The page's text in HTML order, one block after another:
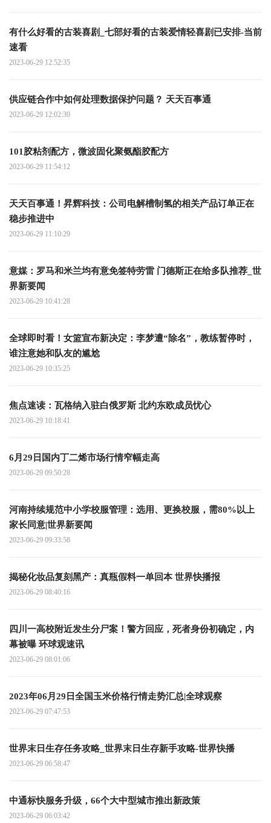
有什么好看的古装喜剧_七部好看的古装爱情轻喜剧已安排-当前
速看
2023-06-29 12:52:35
供应链合作中如何处理数据保护问题？ 天天百事通
2023-06-29 12:02:30
101胶粘剂配方，微波固化聚氨酯胶配方
2023-06-29 11:54:12
天天百事通！昇辉科技：公司电解槽制氢的相关产品订单正在
稳步推进中
2023-06-29 11:10:29
意媒：罗马和米兰均有意免签特劳雷 门德斯正在给多队推荐_世
界新要闻
2023-06-29 10:41:28
全球即时看！女篮宣布新决定：李梦遭“除名”，教练暂停时，
谁注意她和队友的尴尬
2023-06-29 10:35:25
焦点速读： 瓦格纳入驻白俄罗斯 北约东欧成员忧心
2023-06-29 10:18:41
6月29日国内丁二烯市场行情窄幅走高
2023-06-29 09:50:28
河南持续规范中小学校服管理：选用、更换校服，需80%以上
家长同意|世界新要闻
2023-06-29 09:33:58
揭秘化妆品复刻黑产：真瓶假料一单回本 世界快播报
2023-06-29 08:40:16
四川一高校附近发生分尸案！警方回应，死者身份初确定，内
幕被曝 环球观速讯
2023-06-29 08:01:06
2023年06月29日全国玉米价格行情走势汇总|全球观察
2023-06-29 07:47:53
世界末日生存任务攻略_世界末日生存新手攻略-世界快播
2023-06-29 06:58:47
中通标快服务升级，66个大中型城市推出新政策
2023-06-29 06:03:42